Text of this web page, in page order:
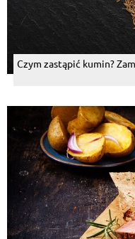
Czym zastąpić kumin?